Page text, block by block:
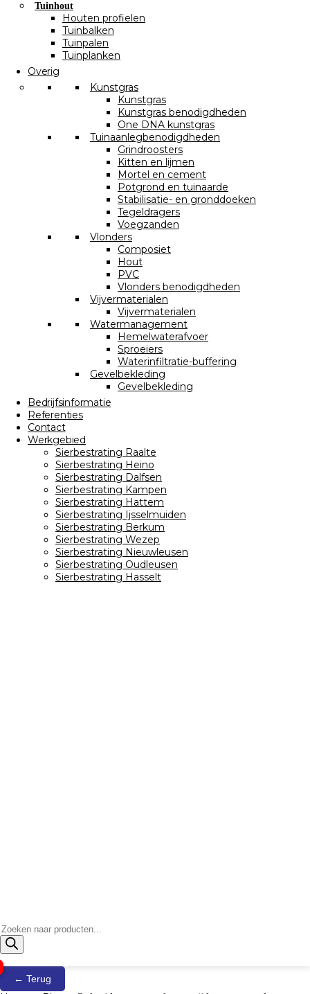
Tuinhout
Houten profielen
Tuinbalken
Tuinpalen
Tuinplanken
Overig
Kunstgras
Kunstgras
Kunstgras benodigdheden
One DNA kunstgras
Tuinaanlegbenodigdheden
Grindroosters
Kitten en lijmen
Mortel en cement
Potgrond en tuinaarde
Stabilisatie- en gronddoeken
Tegeldragers
Voegzanden
Vlonders
Composiet
Hout
PVC
Vlonders benodigdheden
Vijvermaterialen
Vijvermaterialen
Watermanagement
Hemelwaterafvoer
Sproeiers
Waterinfiltratie-buffering
Gevelbekleding
Gevelbekleding
Bedrijfsinformatie
Referenties
Contact
Werkgebied
Sierbestrating Raalte
Sierbestrating Heino
Sierbestrating Dalfsen
Sierbestrating Kampen
Sierbestrating Hattem
Sierbestrating Ijsselmuiden
Sierbestrating Berkum
Sierbestrating Wezep
Sierbestrating Nieuwleusen
Sierbestrating Oudleusen
Sierbestrating Hasselt
Producten
zoeken
← Terug